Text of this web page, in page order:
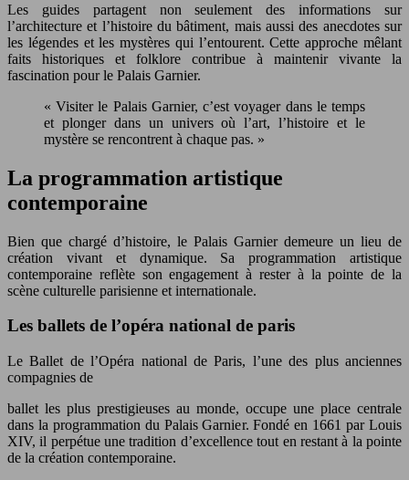
Les guides partagent non seulement des informations sur
l’architecture et l’histoire du bâtiment, mais aussi des anecdotes sur
les légendes et les mystères qui l’entourent. Cette approche mêlant
faits historiques et folklore contribue à maintenir vivante la
fascination pour le Palais Garnier.
« Visiter le Palais Garnier, c’est voyager dans le temps
et plonger dans un univers où l’art, l’histoire et le
mystère se rencontrent à chaque pas. »
La programmation artistique
contemporaine
Bien que chargé d’histoire, le Palais Garnier demeure un lieu de
création vivant et dynamique. Sa programmation artistique
contemporaine reflète son engagement à rester à la pointe de la
scène culturelle parisienne et internationale.
Les ballets de l’opéra national de paris
Le Ballet de l’Opéra national de Paris, l’une des plus anciennes
compagnies de
ballet les plus prestigieuses au monde, occupe une place centrale
dans la programmation du Palais Garnier. Fondé en 1661 par Louis
XIV, il perpétue une tradition d’excellence tout en restant à la pointe
de la création contemporaine.